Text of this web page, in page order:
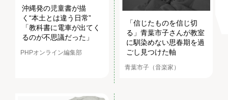
沖縄発の児童書が描
く“本土とは違う日常”
「教科書に電車が出てく
るのが不思議だった」
PHPオンライン編集部
「信じたものを信じ切
る」青葉市子さんが教室
に馴染めない思春期を過
ごし見つけた軸
青葉市子（音楽家）